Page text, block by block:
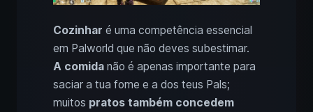
Cozinhar é uma competência essencial
em Palworld que não deves subestimar.
A comida não é apenas importante para
saciar a tua fome e a dos teus Pals;
muitos pratos também concedem